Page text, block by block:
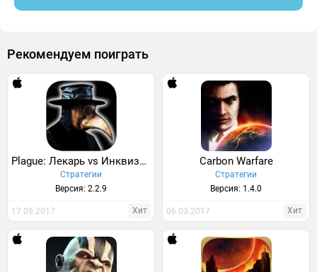
Рекомендуем поиграть
Plague: Лекарь vs Инквизитор
Стратегии
Версия: 2.2.9
17.09.2017 Хит
Carbon Warfare
Стратегии
Версия: 1.4.0
06.03.2017 Хит